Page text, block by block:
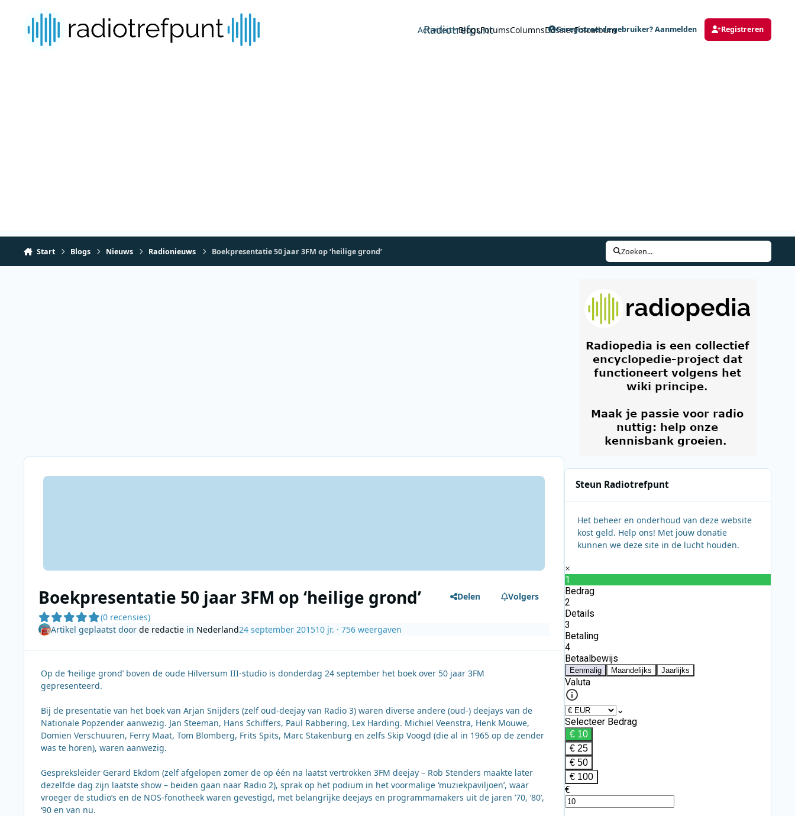
Radiotrefpunt
Activiteit BlogsForumsColumnsDossierFotoalbum
Geregistreerde gebruiker? Aanmelden Registreren
Start Blogs Nieuws Radionieuws Boekpresentatie 50 jaar 3FM op ‘heilige grond’ Zoeken...
Boekpresentatie 50 jaar 3FM op ‘heilige grond’
(0 recensies)
Delen Volgers
Artikel geplaatst door de redactiein Nederland24 september 201510 jr. · 756 weergaven
Op de ‘heilige grond’ boven de oude Hilversum III-studio is donderdag 24 september het boek over 50 jaar 3FM
gepresenteerd.
Bij de presentatie van het boek van Arjan Snijders (zelf oud-deejay van Radio 3) waren diverse andere (oud-) deejays van de
Nationale Popzender aanwezig. Jan Steeman, Hans Schiffers, Paul Rabbering, Lex Harding. Michiel Veenstra, Henk Mouwe,
Domien Verschuuren, Ferry Maat, Tom Blomberg, Frits Spits, Marc Stakenburg en zelfs Skip Voogd (die al in 1965 op de zender
was te horen), waren aanwezig.
Gespreksleider Gerard Ekdom (zelf afgelopen zomer de op één na laatst vertrokken 3FM deejay – Rob Stenders maakte later
dezelfde dag zijn laatste show – beiden gaan naar Radio 2), sprak op het podium in het voormalige ‘muziekpaviljoen’, waar
vroeger de studio’s en de NOS-fonotheek waren gevestigd, met belangrijke deejays en programmamakers uit de jaren ’70, ‘80’,
‘90 en van nu.
Steun Radiotrefpunt
Het beheer en onderhoud van deze website
kost geld. Help ons! Met jouw donatie
kunnen we deze site in de lucht houden.